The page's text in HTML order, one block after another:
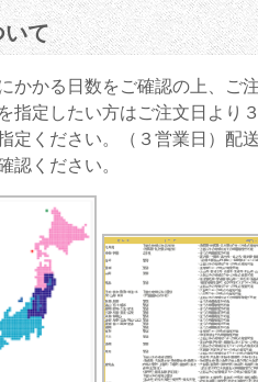
て
かかる日数をご確認の上、ご
指定したい方はご注文日より
定ください。（３営業日）配
認ください。